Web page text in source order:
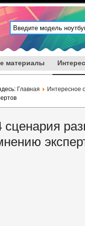
материалы
Главная
Интересное
сценария